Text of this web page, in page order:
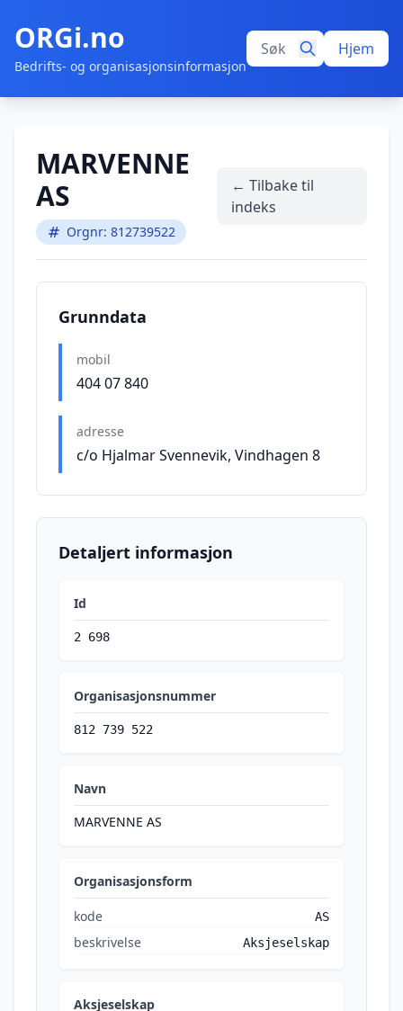
ORGi.no
Bedrifts- og organisasjonsinformasjon
Hjem
MARVENNE
AS
Orgnr: 812739522
← Tilbake til
indeks
Grunndata
mobil
404 07 840
adresse
c/o Hjalmar Svennevik, Vindhagen 8
Detaljert informasjon
Id
2 698
Organisasjonsnummer
812 739 522
Navn
MARVENNE AS
Organisasjonsform
kode AS
beskrivelse Aksjeselskap
Aksjeselskap